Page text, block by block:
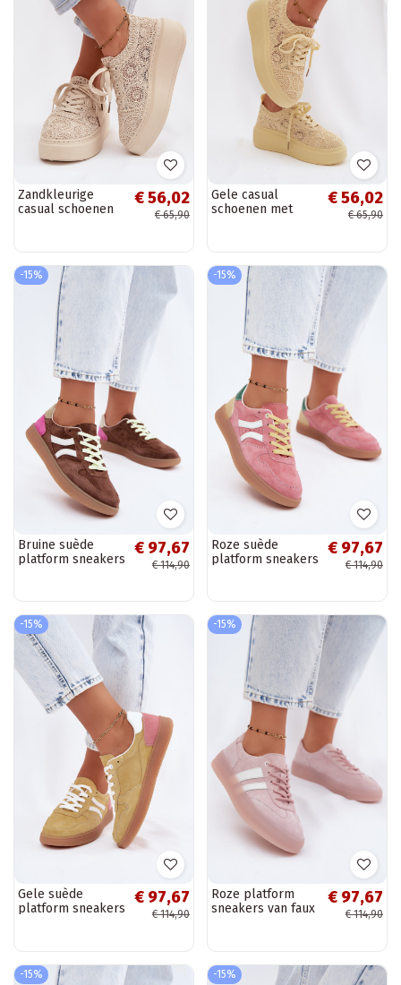
Zandkleurige
casual schoenen
€ 56,02
€ 65,90
Gele casual
schoenen met
€ 56,02
€ 65,90
-15%
Bruine suède
platform sneakers
€ 97,67
€ 114,90
-15%
Roze suède
platform sneakers
€ 97,67
€ 114,90
-15%
Gele suède
platform sneakers
€ 97,67
€ 114,90
-15%
Roze platform
sneakers van faux
€ 97,67
€ 114,90
-15% -15%